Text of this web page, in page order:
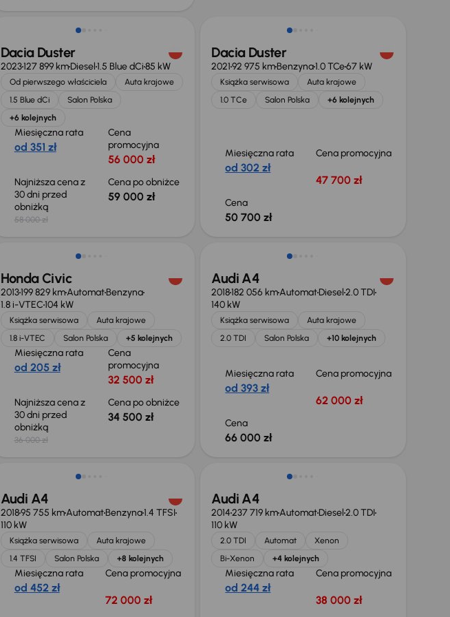
Dacia Duster
2023127 899 kmDiesel1.5 Blue dCi85 kW
Od pierwszego właściciela
Auta krajowe
1.5 Blue dCi
Salon Polska
+6 kolejnych
Miesięczna rata
od 351 zł
Cena
promocyjna
56 000 zł
Najniższa cena z
30 dni przed
obniżką
58 000 zł
Cena po obniżce
59 000 zł
Dacia Duster
202192 975 kmBenzyna1.0 TCe67 kW
Książka serwisowa
Auta krajowe
1.0 TCe
Salon Polska +6 kolejnych
Miesięczna rata
od 302 zł
Cena promocyjna
47 700 zł
Cena
50 700 zł
Taniej o 1 500 zł
Honda Civic
2013199 829 kmAutomatBenzyna
1.8 i-VTEC104 kW
Książka serwisowa
Auta krajowe
1.8 i-VTEC
Salon Polska +5 kolejnych
Miesięczna rata
od 205 zł
Cena
promocyjna
32 500 zł
Najniższa cena z
30 dni przed
obniżką
36 000 zł
Cena po obniżce
34 500 zł
Audi A4
2018182 056 kmAutomatDiesel2.0 TDI
140 kW
Książka serwisowa
Auta krajowe
2.0 TDI
Salon Polska +10 kolejnych
Miesięczna rata
od 393 zł
Cena promocyjna
62 000 zł
Cena
66 000 zł
Świeżo skupione
Audi A4
201895 755 kmAutomatBenzyna1.4 TFSI
110 kW
Książka serwisowa
Auta krajowe
1.4 TFSI
Salon Polska +8 kolejnych
Miesięczna rata
od 452 zł
Cena promocyjna
72 000 zł
Audi A4
2014237 719 kmAutomatDiesel2.0 TDI
110 kW
2.0 TDI Automat
Xenon
Bi-Xenon
+4 kolejnych
Miesięczna rata
od 244 zł
Cena promocyjna
38 000 zł